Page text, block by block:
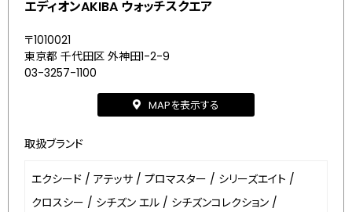
エディオンAKIBA ウォッチスクエア
〒1010021
東京都 千代田区 外神田1-2-9
03-3257-1100
MAPを表示する
取扱ブランド
エクシード / アテッサ / プロマスター / シリーズエイト /
クロスシー / シチズン エル / シチズンコレクション /